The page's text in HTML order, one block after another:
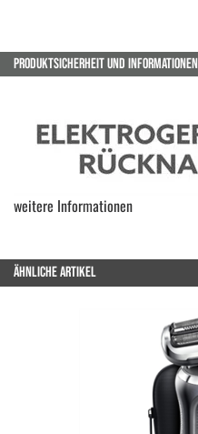
PRODUKTSICHERHEIT UND INFORMATIONEN
weitere Informationen
ÄHNLICHE ARTIKEL